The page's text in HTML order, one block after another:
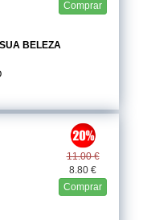
Comprar
BELEZA
11.00 €
8.80 €
Comprar